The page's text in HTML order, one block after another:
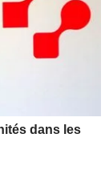
dans les